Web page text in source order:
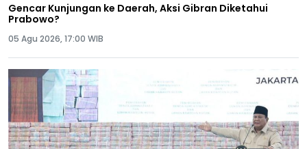
Gencar Kunjungan ke Daerah, Aksi Gibran Diketahui
Prabowo?
05 Agu 2026, 17:00 WIB